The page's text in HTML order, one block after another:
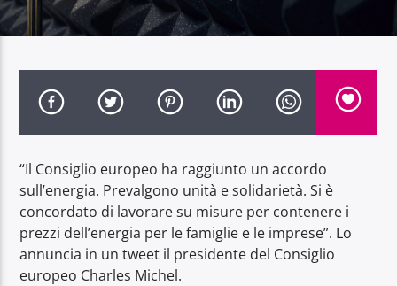
Traccia corrente
Radio Dolomiti
“Il Consiglio europeo ha raggiunto un accordo
sull’energia. Prevalgono unità e solidarietà. Si è
concordato di lavorare su misure per contenere i
prezzi dell’energia per le famiglie e le imprese”. Lo
annuncia in un tweet il presidente del Consiglio
europeo Charles Michel.